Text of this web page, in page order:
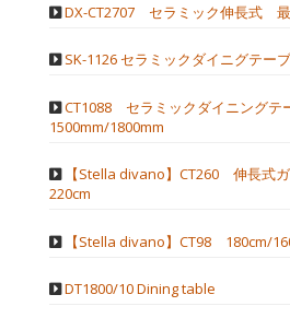
DX-CT2707 セラミック伸長式
SK-1126 セラミックダイニグテー
CT1088 セラミックダイニングテ
1500mm/1800mm
【Stella divano】CT260 伸長式
220cm
【Stella divano】CT98 180cm/
DT1800/10 Dining table